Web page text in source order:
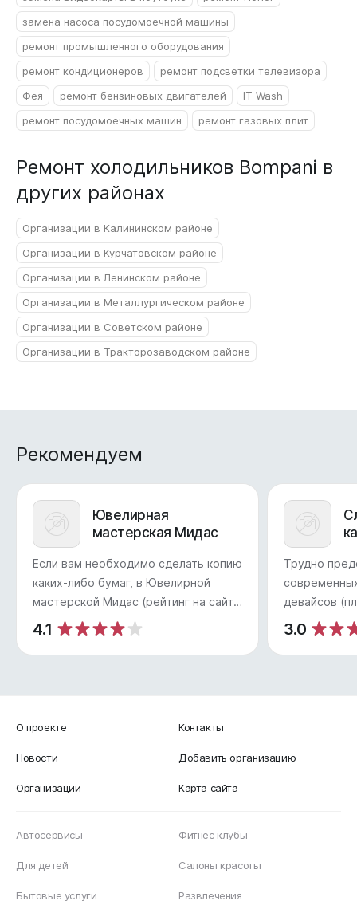
замена насоса посудомоечной машины
ремонт промышленного оборудования
ремонт кондиционеров
ремонт подсветки телевизора
Фея
ремонт бензиновых двигателей
IT Wash
ремонт посудомоечных машин
ремонт газовых плит
Ремонт холодильников Bompani в
других районах
Организации в Калининском районе
Организации в Курчатовском районе
Организации в Ленинском районе
Организации в Металлургическом районе
Организации в Советском районе
Организации в Тракторозаводском районе
Рекомендуем
Ювелирная
мастерская Мидас
Если вам необходимо сделать копию
каких-либо бумаг, в Ювелирной
мастерской Мидас (рейтинг на сайте
— 4.1) вам готовы помочь. Сюда
зачастую обращаются школьники
или студенты, а также все, кому
паспорта или иного удостоверения.
журналов, схем, чертежей, важных
документов и прочего на двух или
Предварительно вы сможете
работают, если ваш исходник
выполняют ли сотрудники
4.1
Трудно
девайсов
или
случается
ломается.
помощью
мастер
3.0
О проекте
Новости
Организации
Контакты
Добавить организацию
Карта сайта
Автосервисы
Для детей
Бытовые услуги
Фитнес клубы
Салоны красоты
Развлечения